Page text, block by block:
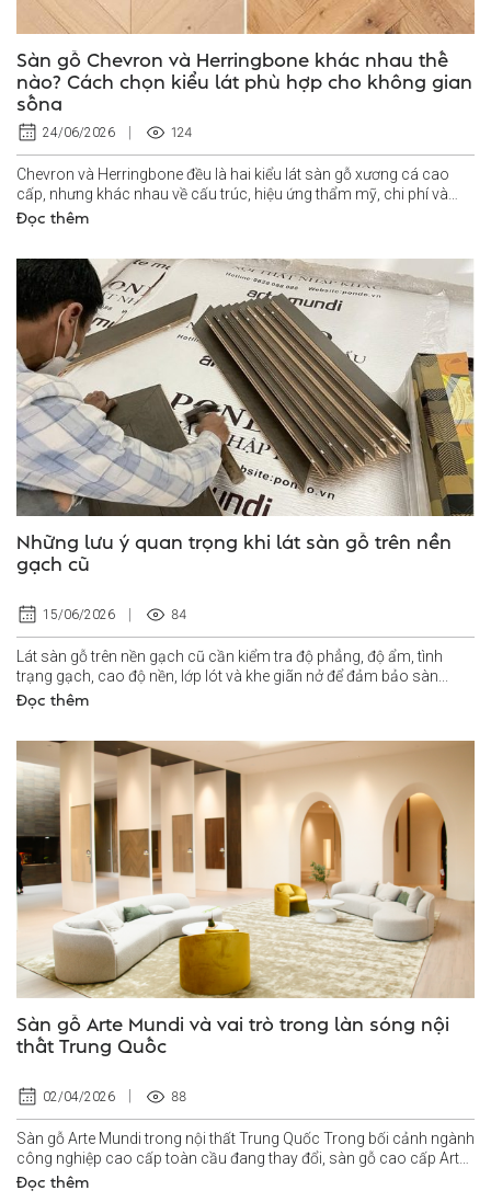
Sàn gỗ Chevron và Herringbone khác nhau thế
nào? Cách chọn kiểu lát phù hợp cho không gian
sống
24/06/2026 124
Chevron và Herringbone đều là hai kiểu lát sàn gỗ xương cá cao
cấp, nhưng khác nhau về cấu trúc, hiệu ứng thẩm mỹ, chi phí và
yêu cầu thi...
Đọc thêm
Những lưu ý quan trọng khi lát sàn gỗ trên nền
gạch cũ
15/06/2026 84
Lát sàn gỗ trên nền gạch cũ cần kiểm tra độ phẳng, độ ẩm, tình
trạng gạch, cao độ nền, lớp lót và khe giãn nở để đảm bảo sàn...
Đọc thêm
Sàn gỗ Arte Mundi và vai trò trong làn sóng nội
thất Trung Quốc
02/04/2026 88
Sàn gỗ Arte Mundi trong nội thất Trung Quốc Trong bối cảnh ngành
công nghiệp cao cấp toàn cầu đang thay đổi, sàn gỗ cao cấp Arte
Mundi nổi lên...
Đọc thêm